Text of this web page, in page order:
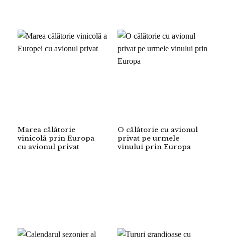
Marea călătorie
vinicolă prin Europa
cu avionul privat
O călătorie cu avionul
privat pe urmele
vinului prin Europa